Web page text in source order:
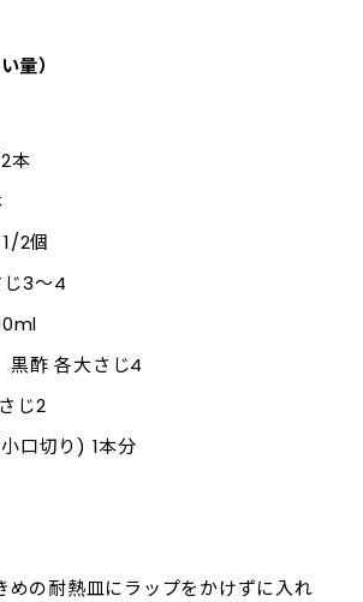
量）
本
2個
3〜4
黒酢 各大さじ4
じ2
口切り) 1本分
めの耐熱皿にラップをかけずに入れ